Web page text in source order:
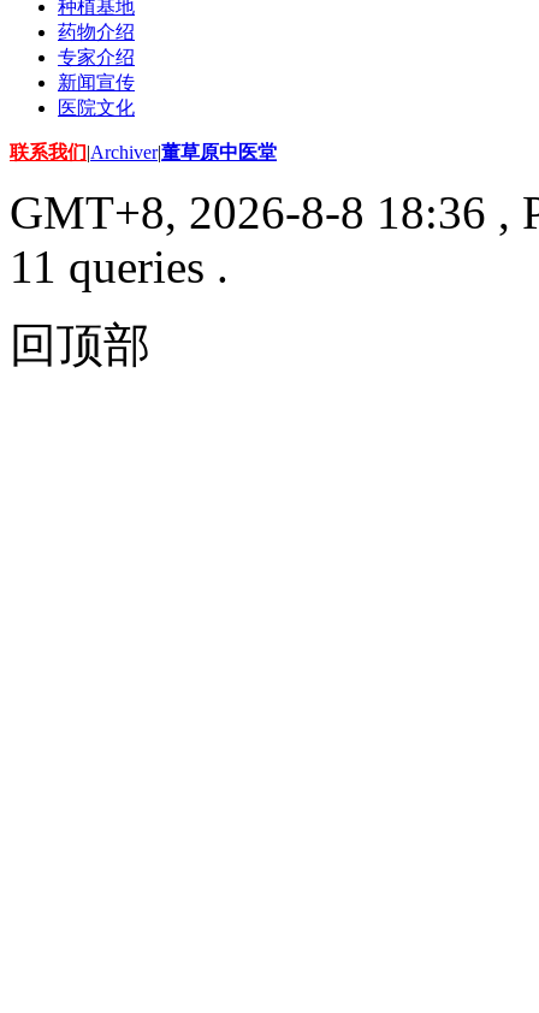
种植基地
药物介绍
专家介绍
新闻宣传
医院文化
联系我们|Archiver|董草原中医堂
GMT+8, 2026-8-8 18:36 ,
11 queries .
回顶部